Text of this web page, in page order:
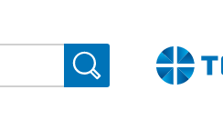
Haku